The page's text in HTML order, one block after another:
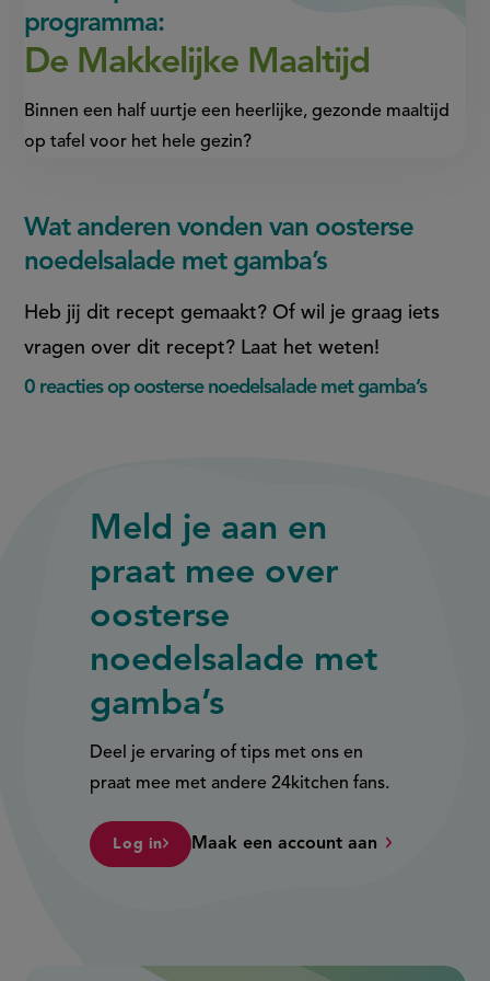
programma:
De Makkelijke Maaltijd
Binnen een half uurtje een heerlijke, gezonde maaltijd
op tafel voor het hele gezin?
Wat anderen vonden van oosterse
noedelsalade met gamba’s
Heb jij dit recept gemaakt? Of wil je graag iets
vragen over dit recept? Laat het weten!
0 reacties op oosterse noedelsalade met gamba’s
Meld je aan en
praat mee over
oosterse
noedelsalade met
gamba’s
Deel je ervaring of tips met ons en
praat mee met andere 24kitchen fans.
Log in Maak een account aan